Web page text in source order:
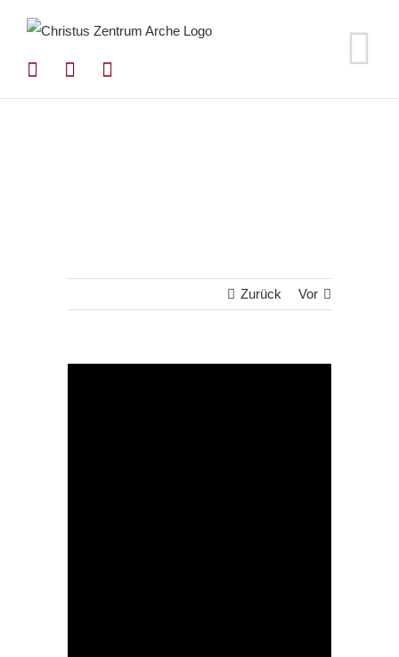
springen
Zurück Vor